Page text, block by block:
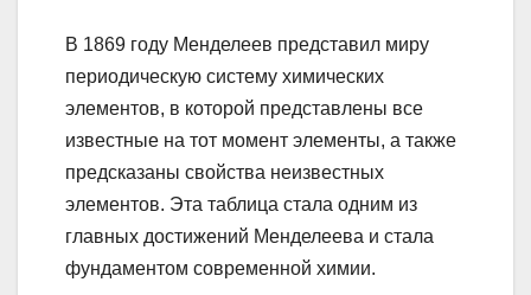
В 1869 году Менделеев представил миру
периодическую систему химических
элементов, в которой представлены все
известные на тот момент элементы, а также
предсказаны свойства неизвестных
элементов. Эта таблица стала одним из
главных достижений Менделеева и стала
фундаментом современной химии.